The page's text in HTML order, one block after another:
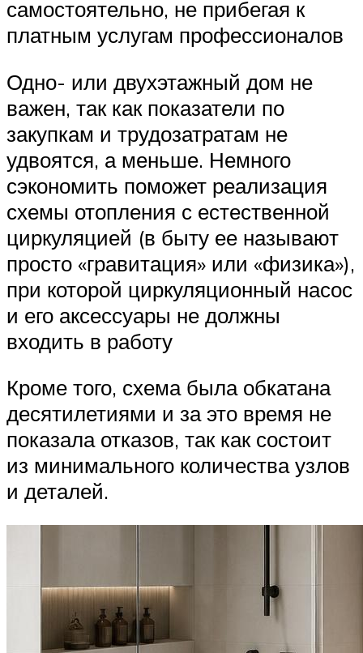
самостоятельно, не прибегая к
платным услугам профессионалов
Одно- или двухэтажный дом не
важен, так как показатели по
закупкам и трудозатратам не
удвоятся, а меньше. Немного
сэкономить поможет реализация
схемы отопления с естественной
циркуляцией (в быту ее называют
просто «гравитация» или «физика»),
при которой циркуляционный насос
и его аксессуары не должны
входить в работу
Кроме того, схема была обкатана
десятилетиями и за это время не
показала отказов, так как состоит
из минимального количества узлов
и деталей.